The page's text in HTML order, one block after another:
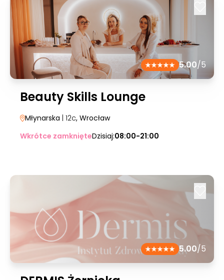
5.00/5
Beauty Skills Lounge
Młynarska | 12c, Wrocław
Wkrótce zamknięteDzisiaj:08:00-21:00
5.00/5